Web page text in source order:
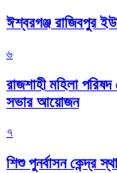
ঈশ্বরগঞ্জ রাজিবপুর
৬
রাজশাহী মহিলা
সভার আয়োজন
৭
শিশু পুনর্বাসন কেন্দ্র